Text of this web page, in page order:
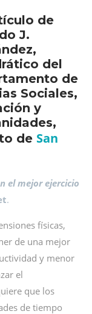
de
J.
del
de
Sociales,
y
de San
el mejor ejercicio
.
físicas,
de una mejor
y menor
el
que los
de tiempo